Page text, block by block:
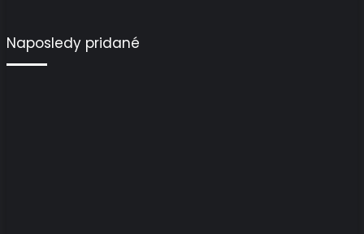
Naposledy pridané